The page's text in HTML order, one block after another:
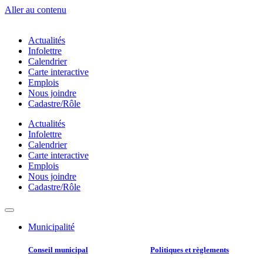
Aller au contenu
Actualités
Infolettre
Calendrier
Carte interactive
Emplois
Nous joindre
Cadastre/Rôle
Actualités
Infolettre
Calendrier
Carte interactive
Emplois
Nous joindre
Cadastre/Rôle
Municipalité
Conseil municipal​ Politiques et règlements​